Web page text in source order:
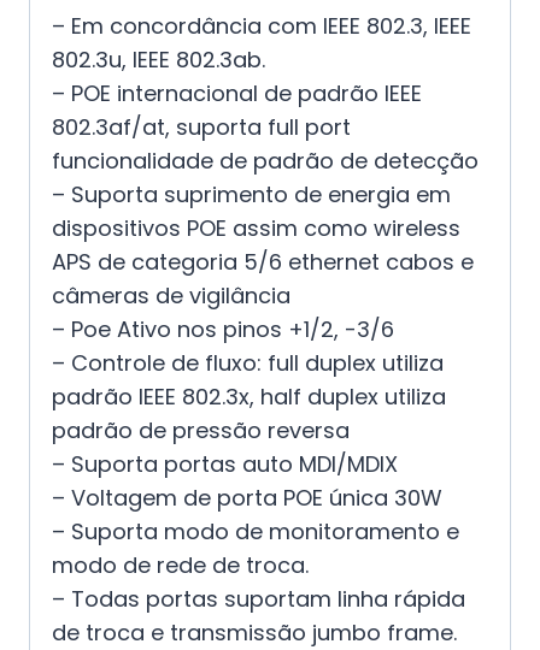
– Em concordância com IEEE 802.3, IEEE
802.3u, IEEE 802.3ab.
– POE internacional de padrão IEEE
802.3af/at, suporta full port
funcionalidade de padrão de detecção
– Suporta suprimento de energia em
dispositivos POE assim como wireless
APS de categoria 5/6 ethernet cabos e
câmeras de vigilância
– Poe Ativo nos pinos +1/2, -3/6
– Controle de fluxo: full duplex utiliza
padrão IEEE 802.3x, half duplex utiliza
padrão de pressão reversa
– Suporta portas auto MDI/MDIX
– Voltagem de porta POE única 30W
– Suporta modo de monitoramento e
modo de rede de troca.
– Todas portas suportam linha rápida
de troca e transmissão jumbo frame.